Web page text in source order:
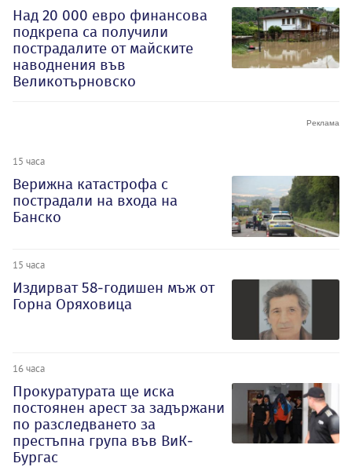
Над 20 000 евро финансова
подкрепа са получили
пострадалите от майските
наводнения във
Великотърновско
15 часа
Верижна катастрофа с
пострадали на входа на
Банско
15 часа
Издирват 58-годишен мъж от
Горна Оряховица
16 часа
Прокуратурата ще иска
постоянен арест за задържани
по разследването за
престъпна група във ВиК-
Бургас